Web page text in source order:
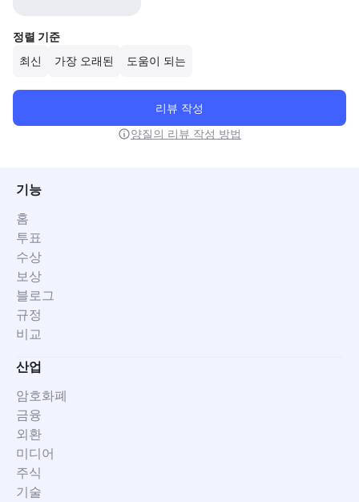
정렬 기준
최신
가장 오래된 도움이 되는
리뷰 작성
양질의 리뷰 작성 방법
기능
홈
투표
수상
보상
블로그
규정
비교
산업
암호화폐
금융
외환
미디어
주식
기술